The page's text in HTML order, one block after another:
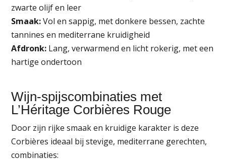
zwarte olijf en leer
Smaak:Vol en sappig, met donkere bessen, zachte
tannines en mediterrane kruidigheid
Afdronk: Lang, verwarmend en licht rokerig, met een
hartige ondertoon
Wijn-spijscombinaties met
L’Héritage Corbières Rouge
Door zijn rijke smaak en kruidige karakter is deze
Corbières ideaal bij stevige, mediterrane gerechten,
combinaties: